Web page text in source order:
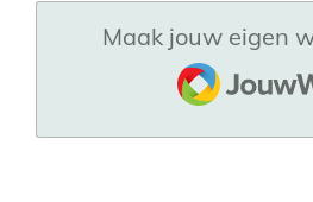
Maak jouw eigen
JouwWeb